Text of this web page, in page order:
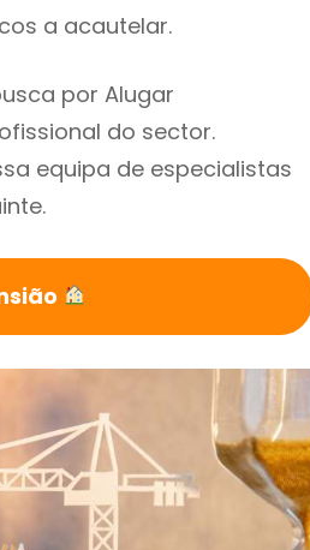
a acautelar.
por Alugar
do sector.
equipa de especialistas